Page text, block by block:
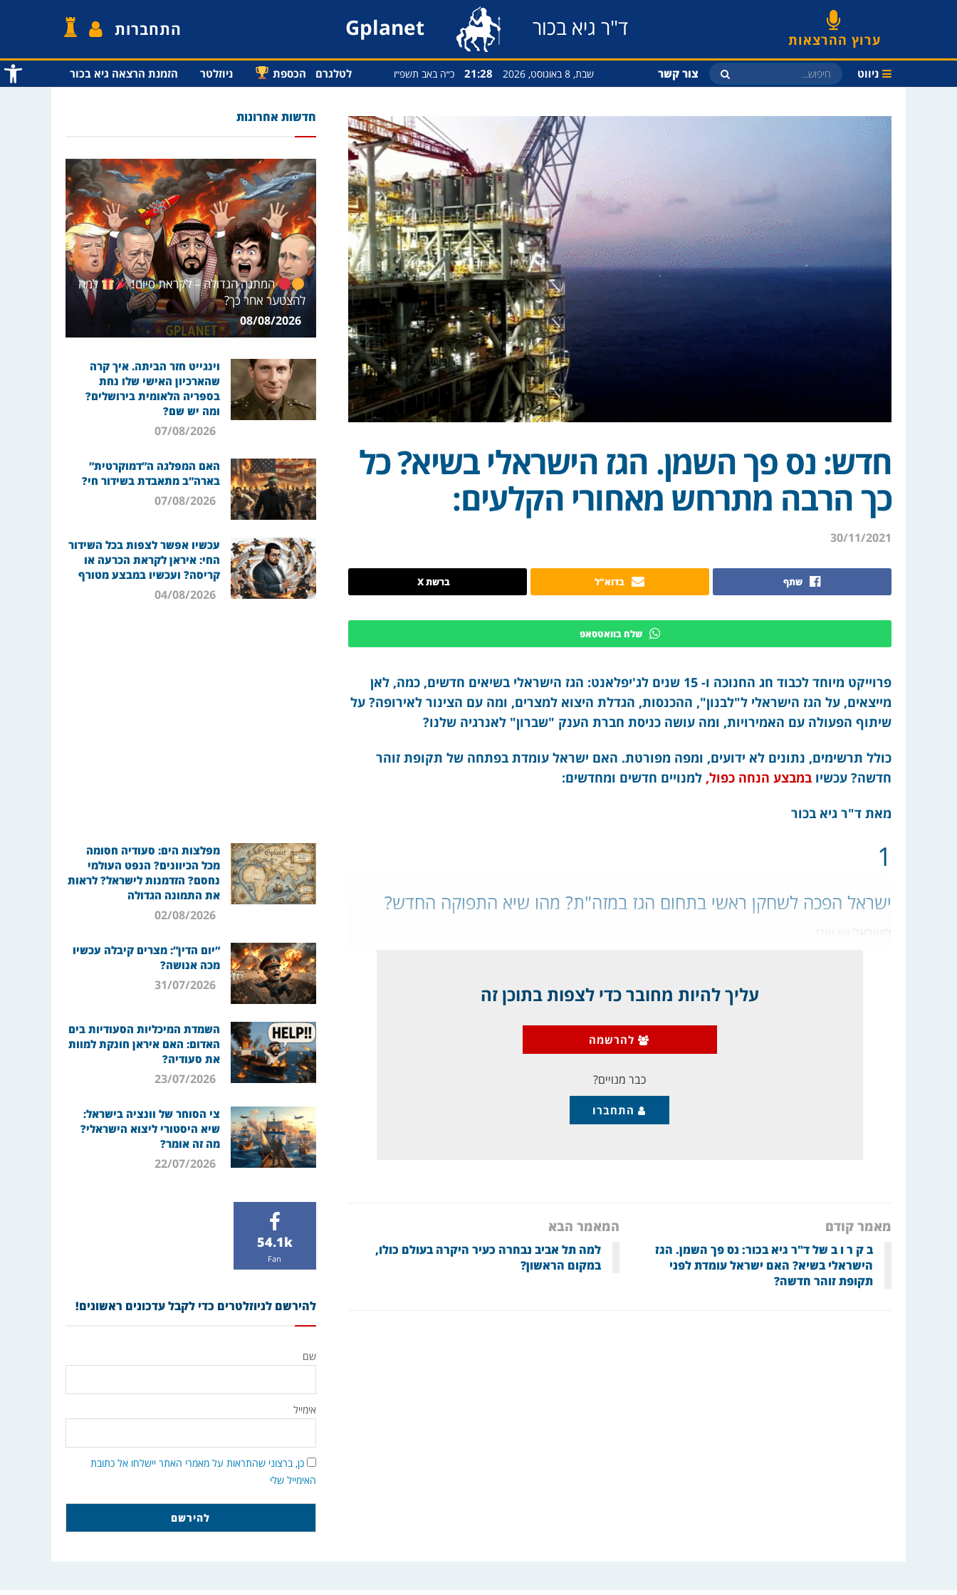
פתח
ערוץ ההרצאות ד"ר גיא בכור Gplanet התחברות
ניווט צור קשר שבת, 8 באוגוסט, 2026 21:28 כ״ה באב תשפ״ו לטלגרם הכספת ניוזלטר הזמנת הרצאה גיא בכור
חדש: נס פך השמן. הגז הישראלי בשיא? כל
כך הרבה מתרחש מאחורי הקלעים:
30/11/2021
שתף בדוא"ל ברשת X
שלח בוואטסאפ
פרוייקט מיוחד לכבוד חג החנוכה ו- 15 שנים לג'יפלאנט: הגז הישראלי בשיאים חדשים, כמה, לאן
מייצאים, על הגז הישראלי ל"לבנון", ההכנסות, הגדלת היצוא למצרים, ומה עם הצינור לאירופה? על
שיתוף הפעולה עם האמירויות, ומה עושה כניסת חברת הענק "שברון" לאנרגיה שלנו?
כולל תרשימים, נתונים לא ידועים, ומפה מפורטת. האם ישראל עומדת בפתחה של תקופת זוהר
חדשה? עכשיו במבצע הנחה כפול, למנויים חדשים ומחדשים:
מאת ד"ר גיא בכור
1
ישראל הפכה לשחקן ראשי בתחום הגז במזה"ת? מהו שיא התפוקה החדש?
לישראל יש שני
עליך להיות מחובר כדי לצפות בתוכן זה
להרשמה
כבר מנויים?
התחברו
מאמר קודם
ב ק ר ו ב של ד"ר גיא בכור: נס פך השמן. הגז
הישראלי בשיא? האם ישראל עומדת לפני
תקופת זוהר חדשה?
המאמר הבא
למה תל אביב נבחרה כעיר היקרה בעולם כולו,
במקום הראשון?
חדשות אחרונות
המתנה הגדולה – לקראת סיום!
למה
להצטער אחר כך?
08/08/2026
וינגייט חזר הביתה. איך קרה
שהארכיון האישי שלו נחת
בספריה הלאומית בירושלים?
ומה יש שם?
07/08/2026
האם המפלגה ה”דמוקרטית”
בארה”ב מתאבדת בשידור חי?
07/08/2026
עכשיו אפשר לצפות בכל השידור
החי: איראן לקראת הכרעה או
קריסה? ועכשיו במבצע מטורף
04/08/2026
מפלצות הים: סעודיה חסומה
מכל הכיוונים? הנפט העולמי
נחסם? הזדמנות לישראל? לראות
את התמונה הגדולה
02/08/2026
“יום הדין”: מצרים קיבלה עכשיו
מכה אנושה?
31/07/2026
השמדת המיכליות הסעודיות בים
האדום: האם איראן חונקת למוות
את סעודיה?
23/07/2026
צי הסוחר של וונציה בישראל:
שיא היסטורי ליצוא הישראלי?
מה זה אומר?
22/07/2026
54.1k
Fan
להירשם לניוזלטרים כדי לקבל עדכונים ראשונים!
שם
אימייל
כן, ברצוני שהתראות על מאמרי האתר יישלחו אל כתובת
האימייל שלי